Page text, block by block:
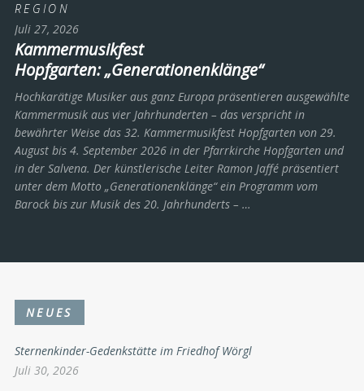
REGION
Juli 27, 2026
Kammermusikfest
Hopfgarten: „Generationenklänge“
Hochkarätige Musiker aus ganz Europa präsentieren ausgewählte
Kammermusik aus vier Jahrhunderten – das verspricht in
bewährter Weise das 32. Kammermusikfest Hopfgarten von 29.
August bis 4. September 2026 in der Pfarrkirche Hopfgarten und
in der Salvena. Der künstlerische Leiter Ramon Jaffé präsentiert
unter dem Motto „Generationenklänge“ ein Programm vom
Barock bis zur Musik des 20. Jahrhunderts ­– …
NEUES
Sternenkinder-Gedenkstätte im Friedhof Wörgl
Juli 30, 2026